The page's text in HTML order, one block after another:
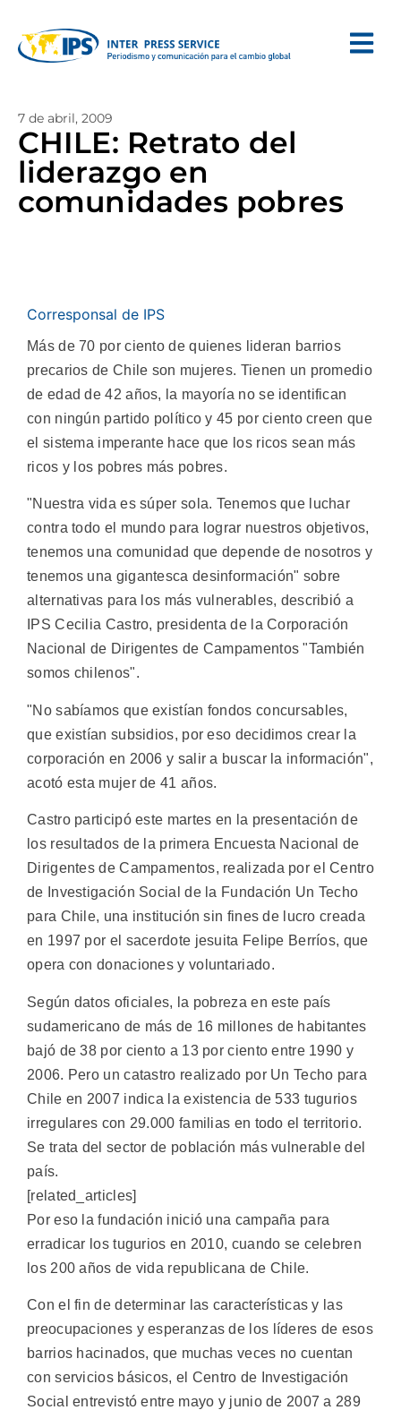
7 de abril, 2009
CHILE: Retrato del
liderazgo en
comunidades pobres
Corresponsal de IPS
Más de 70 por ciento de quienes lideran barrios
precarios de Chile son mujeres. Tienen un promedio
de edad de 42 años, la mayoría no se identifican
con ningún partido político y 45 por ciento creen que
el sistema imperante hace que los ricos sean más
ricos y los pobres más pobres.
"Nuestra vida es súper sola. Tenemos que luchar
contra todo el mundo para lograr nuestros objetivos,
tenemos una comunidad que depende de nosotros y
tenemos una gigantesca desinformación" sobre
alternativas para los más vulnerables, describió a
IPS Cecilia Castro, presidenta de la Corporación
Nacional de Dirigentes de Campamentos "También
somos chilenos".
"No sabíamos que existían fondos concursables,
que existían subsidios, por eso decidimos crear la
corporación en 2006 y salir a buscar la información",
acotó esta mujer de 41 años.
Castro participó este martes en la presentación de
los resultados de la primera Encuesta Nacional de
Dirigentes de Campamentos, realizada por el Centro
de Investigación Social de la Fundación Un Techo
para Chile, una institución sin fines de lucro creada
en 1997 por el sacerdote jesuita Felipe Berríos, que
opera con donaciones y voluntariado.
Según datos oficiales, la pobreza en este país
sudamericano de más de 16 millones de habitantes
bajó de 38 por ciento a 13 por ciento entre 1990 y
2006. Pero un catastro realizado por Un Techo para
Chile en 2007 indica la existencia de 533 tugurios
irregulares con 29.000 familias en todo el territorio.
Se trata del sector de población más vulnerable del
país.
[related_articles]
Por eso la fundación inició una campaña para
erradicar los tugurios en 2010, cuando se celebren
los 200 años de vida republicana de Chile.
Con el fin de determinar las características y las
preocupaciones y esperanzas de los líderes de esos
barrios hacinados, que muchas veces no cuentan
con servicios básicos, el Centro de Investigación
Social entrevistó entre mayo y junio de 2007 a 289